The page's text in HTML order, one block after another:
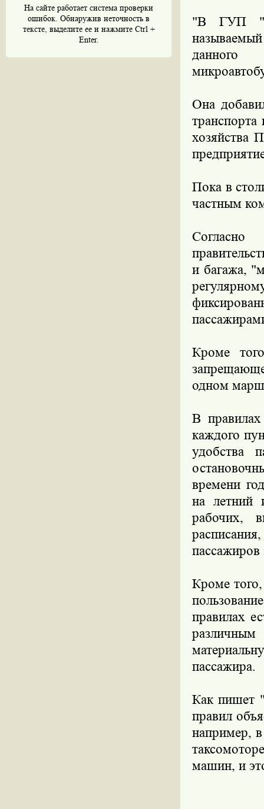
На сайте работает система проверки
ошибок. Обнаружив неточность в
тексте, выделите ее и нажмите Ctrl +
Enter.
"В ГУП
данного
Она
хозяйства
Пока в
частным
и багажа,
Кроме
одном
В
каждого
удобства
времени
на летний
рабочих,
пассажиров
Кроме того,
правилах
пассажира.
Как пишет
правил
например,
машин, и